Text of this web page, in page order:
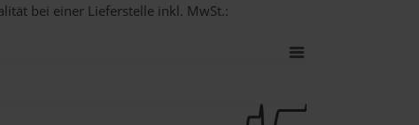
bei einer Lieferstelle inkl. MwSt.: